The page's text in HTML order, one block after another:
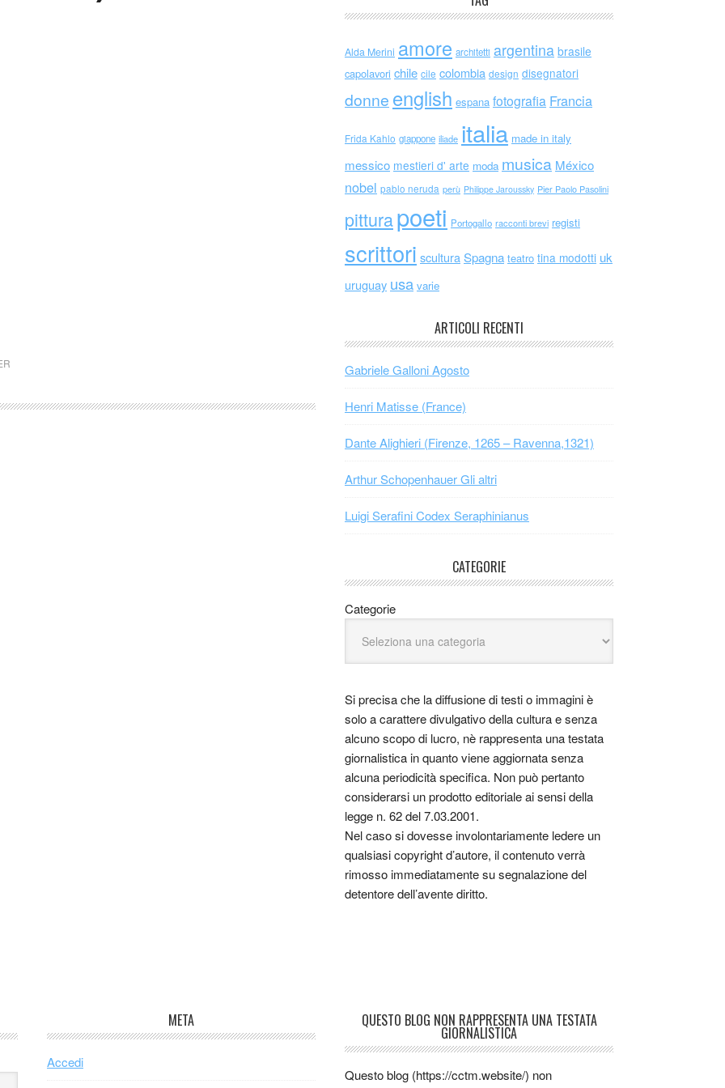
Alda Merini amore architetti argentina brasile
capolavori chile cile colombia design disegnatori
donne english espana fotografia Francia
Frida Kahlo giappone iliade italia made in italy
messico mestieri d' arte moda musica México
nobel pablo neruda perù Philippe Jaroussky Pier Paolo Pasolini
pitturapoeti Portogallo racconti brevi registi
scrittori scultura Spagna teatro tina modotti uk
uruguay usa varie
ARTICOLI RECENTI
Gabriele Galloni Agosto
Henri Matisse (France)
Dante Alighieri (Firenze, 1265 – Ravenna,1321)
Arthur Schopenhauer Gli altri
Luigi Serafini Codex Seraphinianus
CATEGORIE
Categorie
Si precisa che la diffusione di testi o immagini è
solo a carattere divulgativo della cultura e senza
alcuno scopo di lucro, nè rappresenta una testata
giornalistica in quanto viene aggiornata senza
alcuna periodicità specifica. Non può pertanto
considerarsi un prodotto editoriale ai sensi della
legge n. 62 del 7.03.2001.
Nel caso si dovesse involontariamente ledere un
qualsiasi copyright d’autore, il contenuto verrà
rimosso immediatamente su segnalazione del
detentore dell’avente diritto.
META
Accedi
QUESTO BLOG NON RAPPRESENTA UNA TESTATA
GIORNALISTICA
Questo blog (https://cctm.website/) non